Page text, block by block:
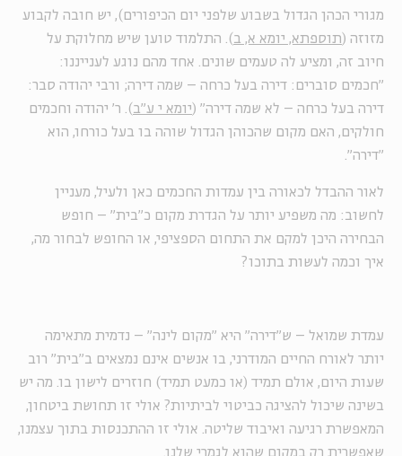
מגורי הכהן הגדול בשבוע שלפני יום הכיפורים), יש חובה לקבוע
מזוזה (תוספתא, יומא א, ב). התלמוד טוען שיש מחלוקת על
חיוב זה, ומציע לה טעמים שונים. אחד מהם נוגע לענייננו:
"חכמים סוברים: דירה בעל כרחה – שמה דירה; ורבי יהודה סבר:
דירה בעל כרחה – לא שמה דירה" (יומא י ע"ב). ר' יהודה וחכמים
חולקים, האם מקום שהכוהן הגדול שוהה בו בעל כורחו, הוא
"דירה".
לאור ההבדל לכאורה בין עמדות החכמים כאן ולעיל, מעניין
לחשוב: מה משפיע יותר על הגדרת מקום כ"בית" – חופש
הבחירה היכן למקם את התחום הספציפי, או החופש לבחור מה,
איך וכמה לעשות בתוכו?
עמדת שמואל – ש"דירה" היא "מקום לינה" – נדמית מתאימה
יותר לאורח החיים המודרני, בו אנשים אינם נמצאים ב"בית" רוב
שעות היום, אולם תמיד (או כמעט תמיד) חוזרים לישון בו. מה יש
בשינה שיכול להציגה כביטוי לביתיות? אולי זו תחושת ביטחון,
המאפשרת רגיעה ואיבוד שליטה. אולי זו ההתכנסות בתוך עצמנו,
שאפשרית רק במקום שהוא לגמרי שלנו.